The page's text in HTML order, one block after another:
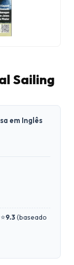
Sailing
em Inglês
9.3(baseado